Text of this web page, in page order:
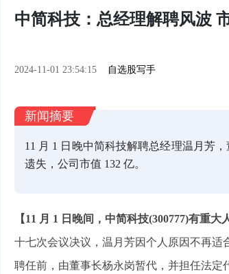
中简科技：总经理解聘风波
2024-11-01 23:54:15 自选股写手
新闻摘要
11 月 1 日晚中简科技解聘总经理温月芳
遗失，公司市值 132 亿。
【11 月 1 日晚间，中简科技(300777)有重大
十七次会议决议，温月芳因个人原因不再
聘任前，由董事长杨永岗暂代，并担任法